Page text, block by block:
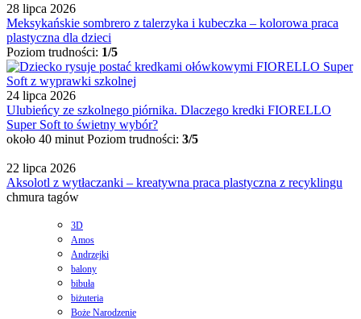
28 lipca 2026
Meksykańskie sombrero z talerzyka i kubeczka – kolorowa praca
plastyczna dla dzieci
Poziom trudności: 1/5
24 lipca 2026
Ulubieńcy ze szkolnego piórnika. Dlaczego kredki FIORELLO
Super Soft to świetny wybór?
około 40 minut Poziom trudności: 3/5
22 lipca 2026
Aksolotl z wytłaczanki – kreatywna praca plastyczna z recyklingu
chmura tagów
3D
Amos
Andrzejki
balony
bibuła
biżuteria
Boże Narodzenie